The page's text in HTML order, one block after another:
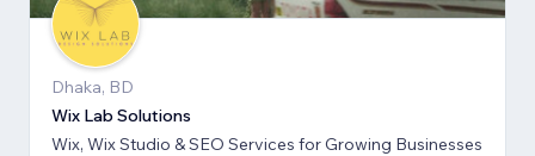
Dhaka, BD
Wix Lab Solutions
Wix, Wix Studio & SEO Services for Growing Businesses